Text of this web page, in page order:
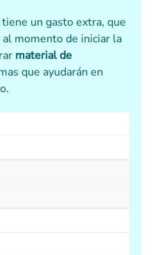
un gasto extra, que
momento de iniciar la
material de
que ayudarán en